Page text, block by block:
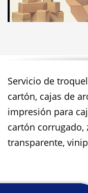
Servicio de
cartón, cajas de
impresión para
cartón corrugado,
transparente,